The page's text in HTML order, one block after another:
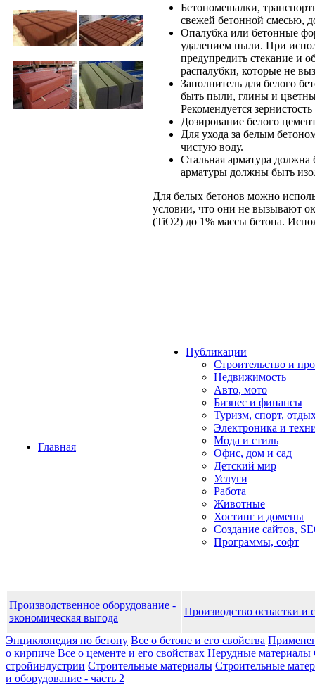
Бетономешалки,
свежей бетонной смесью,
Опалубка или бетонные
удалением пыли. При
предупредить стекание и
распалубки, которые не
Заполнитель для белого
быть пыли, глины и
Рекомендуется
Дозирование белого
Для ухода за белым
чистую воду.
Стальная арматура
арматуры должны быть
Для белых бетонов можно
условии, что они не вызывают
(TiO2) до 1% массы бетона.
Главная
Публикации
Строительство и
Недвижимость
Авто, мото
Бизнес и финансы
Туризм, спорт,
Электроника и
Мода и стиль
Офис, дом и cад
Детский мир
Услуги
Работа
Животные
Хостинг и домены
Создание сайтов,
Программы, софт
Производственное оборудование -
экономическая выгода
Производство оснастки и
Энциклопедия по бетону Все о бетоне и его свойства
о кирпиче Все о цементе и его свойствах Нерудные материалы
стройиндустрии Строительные материалы Строительные
и оборудование - часть 2